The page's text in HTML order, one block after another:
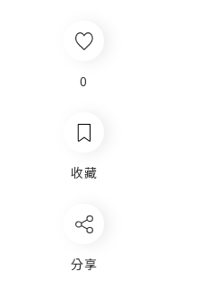
0
收藏
分享